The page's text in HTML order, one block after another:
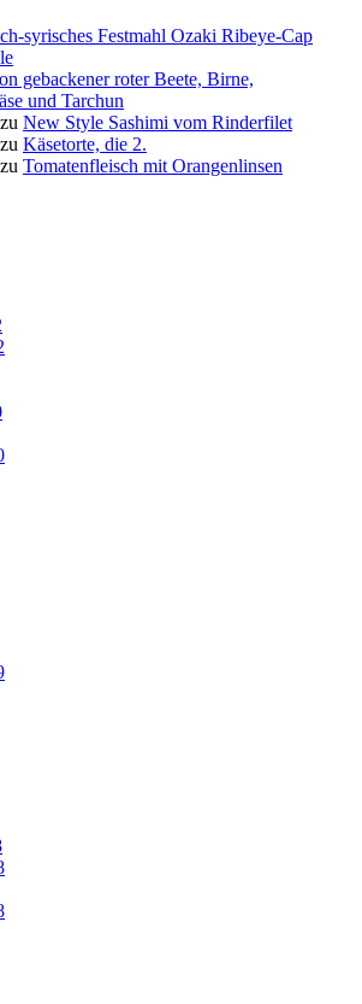
syrisches Festmahl Ozaki Ribeye-Cap
gebackener roter Beete, Birne,
und Tarchun
zu New Style Sashimi vom Rinderfilet
zu Käsetorte, die 2.
zu Tomatenfleisch mit Orangenlinsen